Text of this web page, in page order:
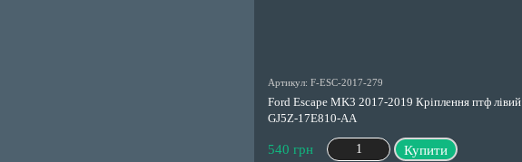
Артикул: F-ESC-2017-279
Ford Escape MK3 2017-2019 Кріплення птф лівий
GJ5Z-17E810-AA
540 грн Купити